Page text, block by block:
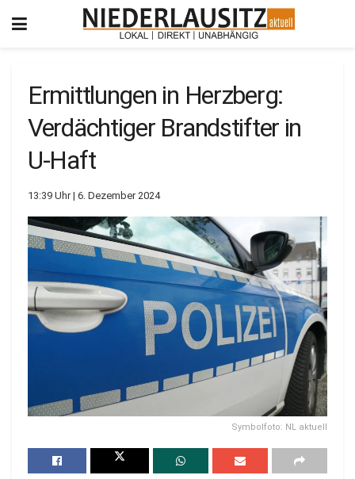
Ermittlungen in Herzberg:
Verdächtiger Brandstifter in
U-Haft
13:39 Uhr | 6. Dezember 2024
Symbolfoto: NL aktuell